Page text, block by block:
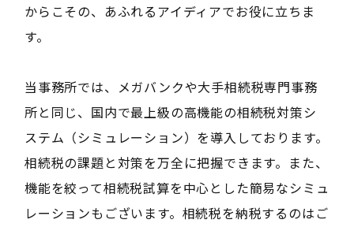
からこその、あふれるアイディアでお役に立ちま
す。
当事務所では、メガバンクや大手相続税専門事務
所と同じ、国内で最上級の高機能の相続税対策シ
ステム（シミュレーション）を導入しております。
相続税の課題と対策を万全に把握できます。また、
機能を絞って相続税試算を中心とした簡易なシミュ
レーションもございます。相続税を納税するのはご